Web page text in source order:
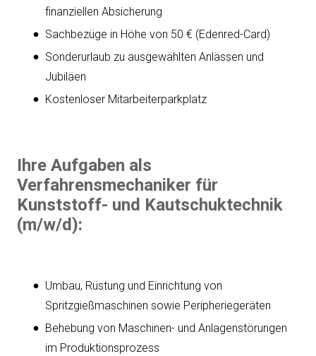
finanziellen Absicherung
Sachbezüge in Höhe von 50 € (Edenred-Card)
Sonderurlaub zu ausgewählten Anlässen und
Jubiläen
Kostenloser Mitarbeiterparkplatz
Ihre Aufgaben als
Verfahrensmechaniker für
Kunststoff- und Kautschuktechnik
(m/w/d):
Umbau, Rüstung und Einrichtung von
Spritzgießmaschinen sowie Peripheriegeräten
Behebung von Maschinen- und Anlagenstörungen
im Produktionsprozess